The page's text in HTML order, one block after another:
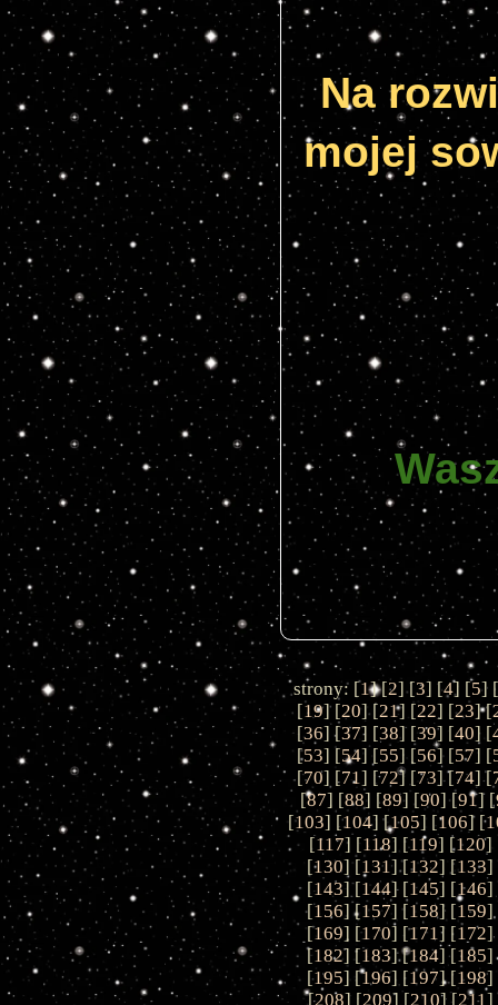
Na
mojej
strony: [1] [2] [3] [4] [5] [
[19] [20] [21] [22] [23] [
[36] [37] [38] [39] [40] [
[53] [54] [55] [56] [57] [
[70] [71] [72] [73] [74] [
[87] [88] [89] [90] [91] [
[103] [104] [105] [106] [
[117] [118] [119] [120]
[130] [131] [132] [133]
[143] [144] [145] [146]
[156] [157] [158] [159]
[169] [170] [171] [172]
[182] [183] [184] [185]
[195] [196] [197] [198]
[208] [209] [210] [211]